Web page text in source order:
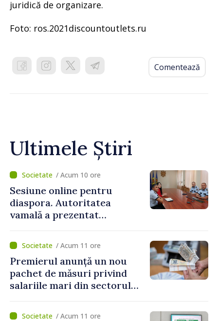
juridică de organizare.
Foto: ros.2021discountoutlets.ru
Comentează
Ultimele Știri
/ Acum 10 ore
Sesiune online pentru
diaspora. Autoritatea
vamală a prezentat
revenirea în țară
/ Acum 11 ore
Premierul anunță un nou
pachet de măsuri privind
salariile mari din sectorul
/ Acum 11 ore